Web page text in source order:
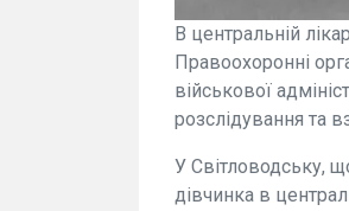
В центральній
Правоохоронні
військової
розслідування та
У Світловодську,
дівчинка в